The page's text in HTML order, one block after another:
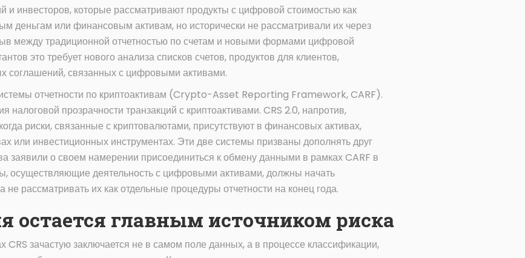
и инвесторов, которые рассматривают продукты с цифровой стоимостью как
деньгам или финансовым активам, но исторически не рассматривали их через
между традиционной отчетностью по счетам и новыми формами цифровой
это требует нового анализа списков счетов, продуктов для клиентов,
соглашений, связанных с цифровыми активами.
отчетности по криптоактивам (Crypto-Asset Reporting Framework, CARF).
налоговой прозрачности транзакций с криптоактивами. CRS 2.0, напротив,
риски, связанные с криптовалютами, присутствуют в финансовых активах,
или инвестиционных инструментах. Эти две системы призваны дополнять друг
заявили о своем намерении присоединиться к обмену данными в рамках CARF в
осуществляющие деятельность с цифровыми активами, должны начать
рассматривать их как отдельные процедуры отчетности на конец года.
остается главным источником риска
CRS зачастую заключается не в самом поле данных, а в процессе классификации,